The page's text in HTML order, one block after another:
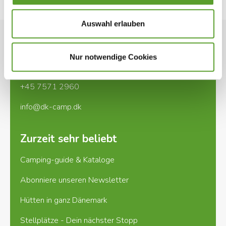
Auswahl erlauben
Nur notwendige Cookies
Hirtshals Camping ist die erste und letzte Platz
von und zu den Fähren.
Für Wohnmobilreisende
Wir haben auch Platz für Wohnmobile. Wir bieten
gute Bedingungen und Möglichkeit zu
Stromanschluß.
Kontakt
+45 7571 2960
info@dk-camp.dk
Zurzeit sehr beliebt
Camping-guide & Kataloge
Abonniere unseren Newsletter
Hütten in ganz Dänemark
Stellplätze - Dein nächster Stopp